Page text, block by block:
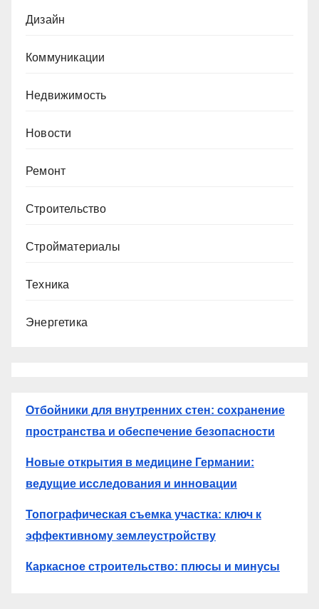
Дизайн
Коммуникации
Недвижимость
Новости
Ремонт
Строительство
Стройматериалы
Техника
Энергетика
Отбойники для внутренних стен: сохранение
пространства и обеспечение безопасности
Новые открытия в медицине Германии:
ведущие исследования и инновации
Топографическая съемка участка: ключ к
эффективному землеустройству
Каркасное строительство: плюсы и минусы